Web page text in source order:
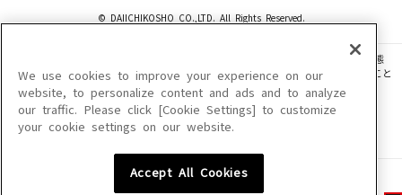
© DAIICHIKOSHO CO.,LTD. All Rights Reserved.
このサイトに掲載されている一切の文章・画像・写真・動画・音声等を、手段や形態
を問わず、著作権法の定める範囲を超えて無断で複製、転載、ファイル化などすること
を禁じます。
楽曲及びコンテンツは、機種によりご利用いただけない場合があります。
楽曲及びコンテンツの配信日、配信内容が変更になる場合があります。
We use cookies to improve your experience on our
website, to personalize content and ads and to analyze
our traffic. Please click [Cookie Settings] to customize
your cookie settings on our website.
Accept All Cookies